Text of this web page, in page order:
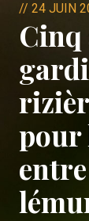
// 24 JUIN
Cinq
pour